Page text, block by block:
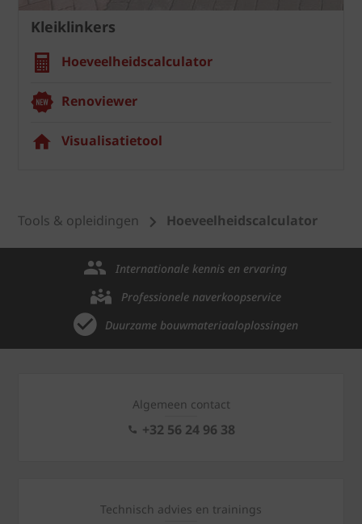
Kleiklinkers
Hoeveelheidscalculator
Renoviewer
Visualisatietool
Tools & opleidingen Hoeveelheidscalculator
Internationale kennis en ervaring
Professionele naverkoopservice
Duurzame bouwmateriaaloplossingen
Algemeen contact
+32 56 24 96 38
Technisch advies en trainings